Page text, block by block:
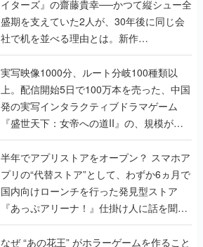
イターズ』の齋藤貴幸──かつて縦シュー全
盛期を支えていた2人が、30年後に同じ会
社で机を並べる理由とは。新作
『TATSUJIN EXTREME』で初タッグを組
んだレジェンド2人に訊く開発秘話
実写映像1000分、ルート分岐100種類以
上。配信開始5日で100万本を売った、中国
発の実写インタラクティブドラマゲーム
『盛世天下：女帝への道II』の、規模が違
うこだわりをプロデューサーに聞いた
半年でアプリストアをオープン？ スマホア
プリの“代替ストア”として、わずか6ヵ月で
国内向けローンチを行った発見型ストア
『あっぷアリーナ！』仕掛け人に話を聞い
てみた
なぜ “あの花王” がホラーゲームを作ること